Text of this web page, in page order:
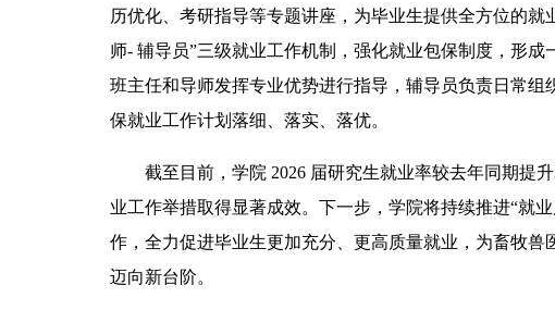
历优化、考研指导等专题讲座，为毕业生提供全方位的
师- 辅导员”三级就业工作机制，强化就业包保制度，形成
班主任和导师发挥专业优势进行指导，辅导员负责日常
保就业工作计划落细、落实、落优。
截至目前，学院 2026 届研究生就业率较去年同期提
业工作举措取得显著成效。下一步，学院将持续推进“就
作，全力促进毕业生更加充分、更高质量就业，为畜牧
迈向新台阶。